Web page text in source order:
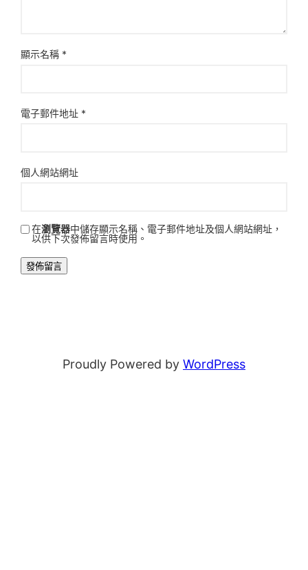
顯示名稱 *
電子郵件地址 *
個人網站網址
在瀏覽器中儲存顯示名稱、電子郵件地址及個人網站網址，
以供下次發佈留言時使用。
Proudly Powered by WordPress